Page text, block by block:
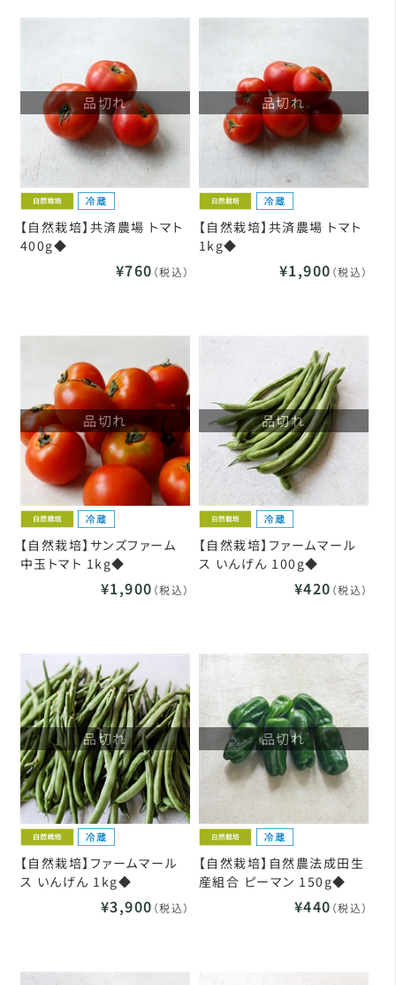
品切れ
【自然栽培】共済農場 トマト
400g◆
¥760 （税込）
品切れ
【自然栽培】共済農場 トマト
1kg◆
¥1,900 （税込）
品切れ
【自然栽培】サンズファーム
中玉トマト 1kg◆
¥1,900 （税込）
品切れ
【自然栽培】ファームマール
ス いんげん 100g◆
¥420 （税込）
品切れ
【自然栽培】ファームマール
ス いんげん 1kg◆
¥3,900 （税込）
品切れ
【自然栽培】自然農法成田生
産組合 ピーマン 150g◆
¥440 （税込）